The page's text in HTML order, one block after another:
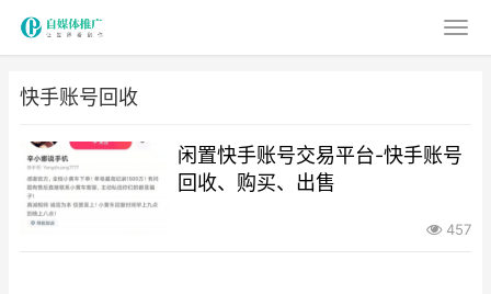
快手账号回收
闲置快手账号交易平台-快手账号
回收、购买、出售
457